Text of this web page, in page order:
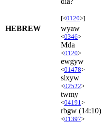
[<0120>]
HEBREW wyaw
<0346>
Mda
<0120>
ewgyw
<01478>
slxyw
<02522>
twmy
<04191 >
rbgw (14:10)
<01397>